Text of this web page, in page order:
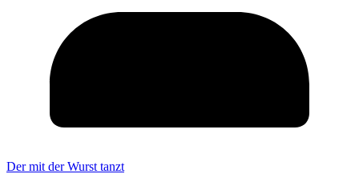
Der mit der Wurst tanzt